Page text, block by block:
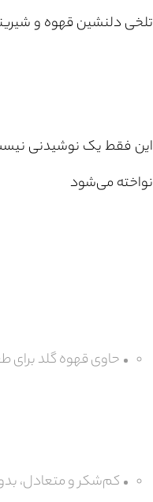
تلخی دلنشین قهوه و
این فقط یک نوشیدنی
نواخته می‌شود
حاوی قهوه گلد برای
کم‌شکر و متعادل،